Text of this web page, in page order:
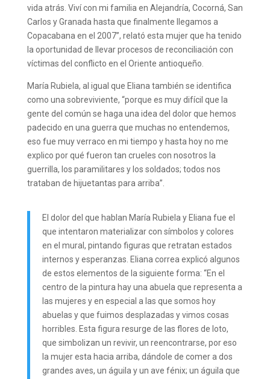
vida atrás. Viví con mi familia en Alejandría, Cocorná, San
Carlos y Granada hasta que finalmente llegamos a
Copacabana en el 2007”, relató esta mujer que ha tenido
la oportunidad de llevar procesos de reconciliación con
víctimas del conflicto en el Oriente antioqueño.
María Rubiela, al igual que Eliana también se identifica
como una sobreviviente, “porque es muy difícil que la
gente del común se haga una idea del dolor que hemos
padecido en una guerra que muchas no entendemos,
eso fue muy verraco en mi tiempo y hasta hoy no me
explico por qué fueron tan crueles con nosotros la
guerrilla, los paramilitares y los soldados; todos nos
trataban de hijuetantas para arriba”.
El dolor del que hablan María Rubiela y Eliana fue el
que intentaron materializar con símbolos y colores
en el mural, pintando figuras que retratan estados
internos y esperanzas. Eliana correa explicó algunos
de estos elementos de la siguiente forma: “En el
centro de la pintura hay una abuela que representa a
las mujeres y en especial a las que somos hoy
abuelas y que fuimos desplazadas y vimos cosas
horribles. Esta figura resurge de las flores de loto,
que simbolizan un revivir, un reencontrarse, por eso
la mujer esta hacia arriba, dándole de comer a dos
grandes aves, un águila y un ave fénix; un águila que